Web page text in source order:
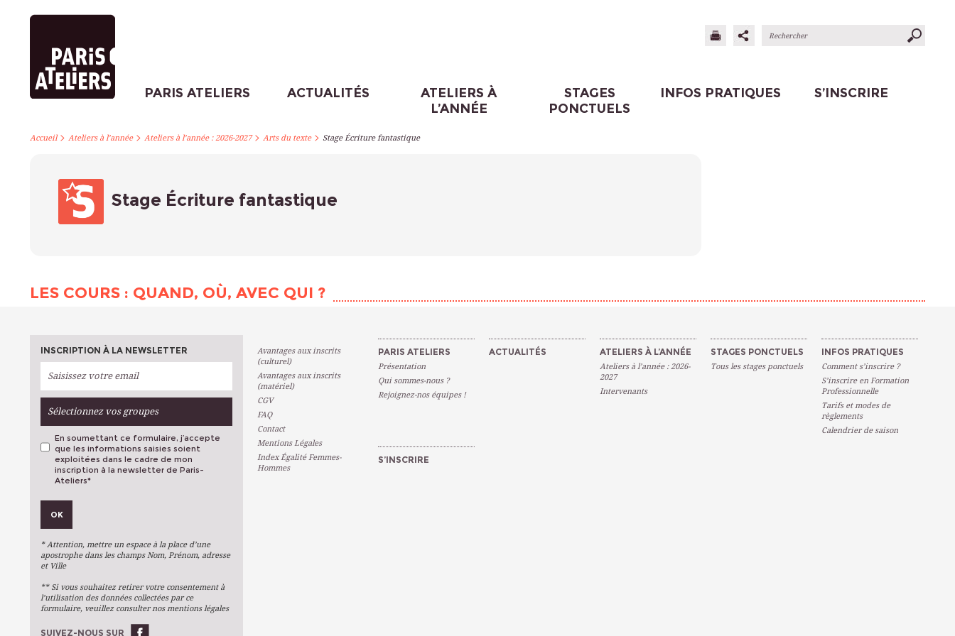
PARIS ATELIERS ACTUALITÉS
ATELIERS À
L’ANNÉE
STAGES
PONCTUELS
INFOS PRATIQUES S’INSCRIRE
Accueil> Ateliers à l’année> Ateliers à l’année : 2026-2027> Arts du texte> Stage Écriture fantastique
Stage Écriture fantastique
LES COURS : QUAND, OÙ, AVEC QUI ?
INSCRIPTION À LA NEWSLETTER
Sélectionnez vos groupes
Métiers D'art
Arts Du Texte
Stages Ponctuels
Ateliers À L'année
En soumettant ce formulaire, j’accepte
que les informations saisies soient
exploitées dans le cadre de mon
inscription à la newsletter de Paris-
Ateliers*
OK
* Attention, mettre un espace à la place d’une
apostrophe dans les champs Nom, Prénom, adresse
et Ville
** Si vous souhaitez retirer votre consentement à
l’utilisation des données collectées par ce
formulaire, veuillez consulter nos mentions légales
SUIVEZ-NOUS SUR
Avantages aux inscrits
(culturel)
Avantages aux inscrits
(matériel)
CGV
FAQ
Contact
Mentions Légales
Index Égalité Femmes-
Hommes
PARIS ATELIERS
Présentation
Qui sommes-nous ?
Rejoignez-nos équipes !
ACTUALITÉS ATELIERS À L’ANNÉE
Ateliers à l’année : 2026-
2027
Intervenants
STAGES PONCTUELS
Tous les stages ponctuels
INFOS PRATIQUES
Comment s’inscrire ?
S’inscrire en Formation
Professionnelle
Tarifs et modes de
règlements
Calendrier de saison
S’INSCRIRE